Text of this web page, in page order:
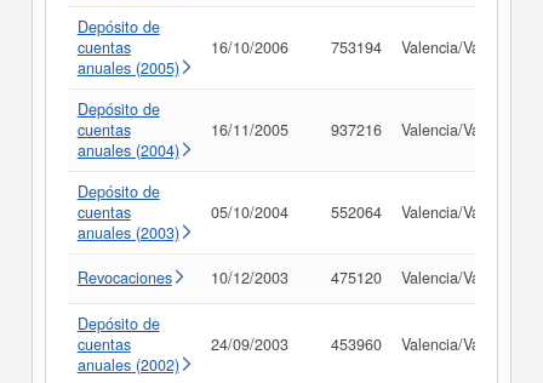
Depósito de
cuentas
anuales (2005)
16/10/2006 753194 Valencia/València
Depósito de
cuentas
anuales (2004)
16/11/2005 937216 Valencia/València
Depósito de
cuentas
anuales (2003)
05/10/2004 552064 Valencia/València
Revocaciones 10/12/2003 475120 Valencia/València
Depósito de
cuentas
anuales (2002)
24/09/2003 453960 Valencia/València